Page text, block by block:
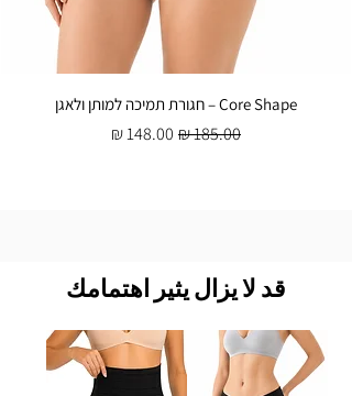
Core Shape – חגורת תמיכה למותן ולאגן
سعر عاديسعر البيع
قد لا يزال يثير اهتمامك